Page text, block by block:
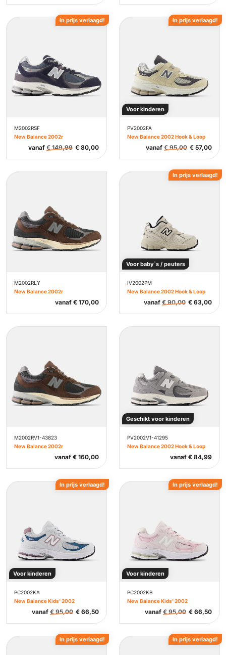
M2002RSF
New Balance 2002r
vanaf €149,99 € 80,00
In prijs verlaagd!
Voor kinderen
PV2002FA
New Balance 2002 Hook & Loop
vanaf €95,00 € 57,00
In prijs verlaagd!
M2002RLY
New Balance 2002r
vanaf € 170,00
Voor baby`s / peuters
IV2002PM
New Balance 2002 Hook & Loop
vanaf €90,00 € 63,00
In prijs verlaagd!
M2002RV1-43823
New Balance 2002r
vanaf € 160,00
Geschikt voor kinderen
PV2002V1-41295
New Balance 2002 Hook & Loop
vanaf € 84,99
Voor kinderen
PC2002KA
New Balance Kids' 2002
vanaf €95,00 € 66,50
In prijs verlaagd!
Voor kinderen
PC2002KB
New Balance Kids' 2002
vanaf €95,00 € 66,50
In prijs verlaagd!
In prijs verlaagd! In prijs verlaagd!